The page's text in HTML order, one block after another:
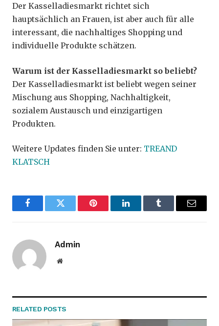
Der Kasselladiesmarkt richtet sich
hauptsächlich an Frauen, ist aber auch für alle
interessant, die nachhaltiges Shopping und
individuelle Produkte schätzen.
Warum ist der Kasselladiesmarkt so beliebt?
Der Kasselladiesmarkt ist beliebt wegen seiner
Mischung aus Shopping, Nachhaltigkeit,
sozialem Austausch und einzigartigen
Produkten.
Weitere Updates finden Sie unter: TREAND
KLATSCH
FacebookTwitter Pinterest LinkedInTumblr Email
Admin
Website
RELATED POSTS